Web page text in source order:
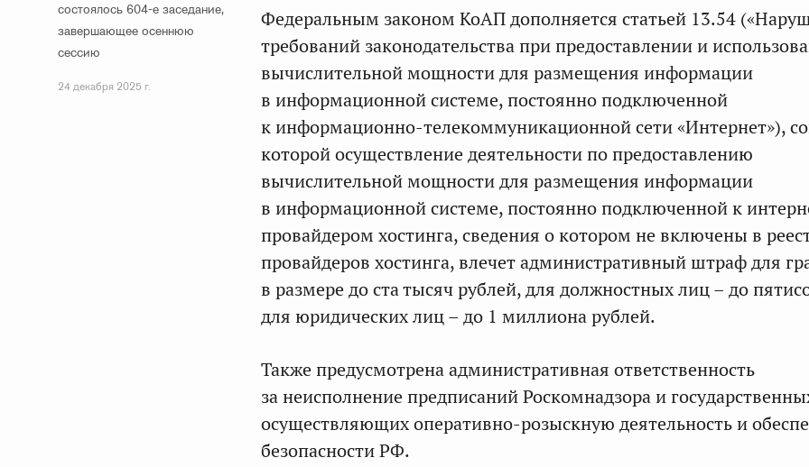
состоялось 604-е заседание,
завершающее осеннюю
сессию
24 декабря 2025 г.
Федеральным законом КоАП дополняется статьей 13.54
требований законодательства при предоставлении и
вычислительной мощности для размещения информации
в информационной системе, постоянно подключенной
к информационно-телекоммуникационной сети «Интернет»),
которой осуществление деятельности по предоставлению
вычислительной мощности для размещения информации
в информационной системе, постоянно подключенной к
провайдером хостинга, сведения о котором не включены в
провайдеров хостинга, влечет административный штраф для
в размере до ста тысяч рублей, для должностных лиц – до
для юридических лиц – до 1 миллиона рублей.
Также предусмотрена административная ответственность
за неисполнение предписаний Роскомнадзора и
осуществляющих оперативно-розыскную деятельность и
безопасности РФ.